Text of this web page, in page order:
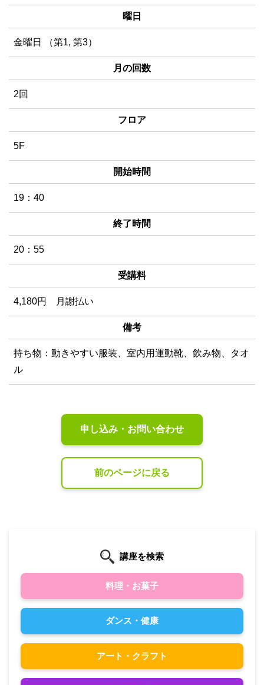
曜日
金曜日 （第1, 第3）
月の回数
2回
フロア
5F
開始時間
19：40
終了時間
20：55
受講料
4,180円 月謝払い
備考
持ち物：動きやすい服装、室内用運動靴、飲み物、タオ
ル
申し込み・お問い合わせ
前のページに戻る
講座を検索
料理・お菓子
ダンス・健康
アート・クラフト